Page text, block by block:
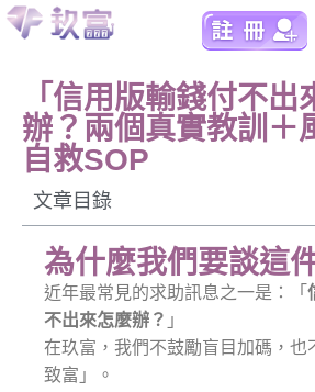
「信用版輸錢付不出
辦？兩個真實教訓＋
自救SOP
文章目錄
為什麼我們要談這
近年最常見的求助訊息之一是：「
不出來怎麼辦？ 」
在玖富，我們不鼓勵盲目加碼，也
致富」。